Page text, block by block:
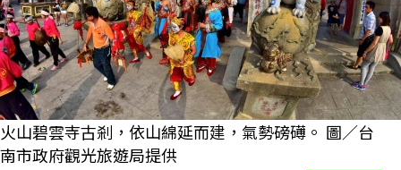
火山碧雲寺古剎，依山綿延而建，氣勢磅礡。 圖／台
南市政府觀光旅遊局提供